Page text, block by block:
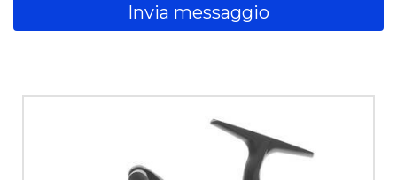
Invia messaggio